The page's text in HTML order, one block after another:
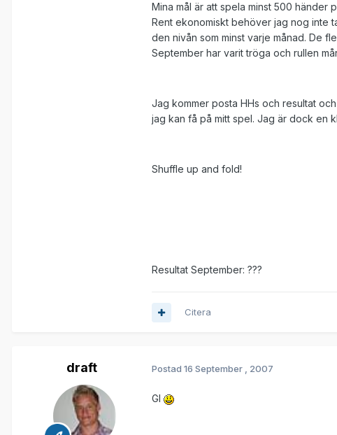
Mina mål är att spela minst 500
Rent ekonomiskt behöver jag nog inte
den nivån som minst varje månad. De
September har varit tröga och rullen
Jag kommer posta HHs och resultat
jag kan få på mitt spel. Jag är dock en
Shuffle up and fold!
Resultat September: ???
Citera
draft Postad 16 September , 2007
Gl